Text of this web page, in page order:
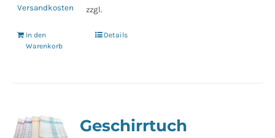
zzgl.
Versandkosten
In den
Warenkorb
Details
Geschirrtuch